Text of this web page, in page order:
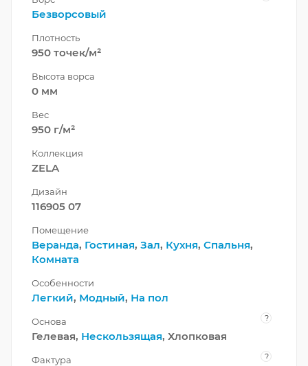
Безворсовый
Плотность
950 точек/м²
Высота ворса
0 мм
Вес
950 г/м²
Коллекция
ZELA
Дизайн
116905 07
Помещение
Веранда, Гостиная, Зал, Кухня, Спальня,
Комната
Особенности
Легкий, Модный, На пол
Основа ?
Гелевая, Нескользящая, Хлопковая
Фактура ?